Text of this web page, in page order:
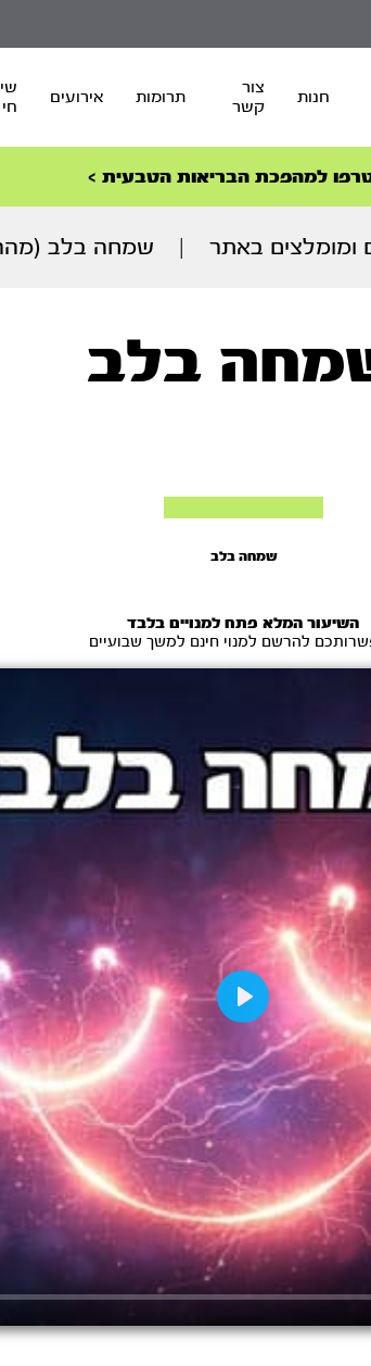
חנות
צור
קשר
תרומות אירועים
חי
סדרות הפודקאסטים
המובילה החודש – דרך המלך
הרב יובל – אורות וכלים – אור המועדים
למהפכת הבריאות הטבעית >
סדרות הפודקאסטים
המובילה החודש – דרך המלך
ומומלצים באתר שמחה בלב (מהרצליה
בלב
שמחה בלב
השיעור המלא פתח למנויים בלבד
להרשם למנוי חינם למשך שבועיים
Play